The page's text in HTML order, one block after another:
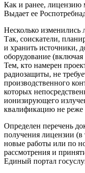
Как и ранее, лицензию
Выдает ее
Несколько изменились
Так, соискатели,
и хранить источники,
оборудование
Тем, кто намерен
радиозащиты, не
производственного
которых
ионизирующего
квалификацию не реже
Определен перечень
получения лицензии
новые работы или по
рассмотрения и
Единый портал